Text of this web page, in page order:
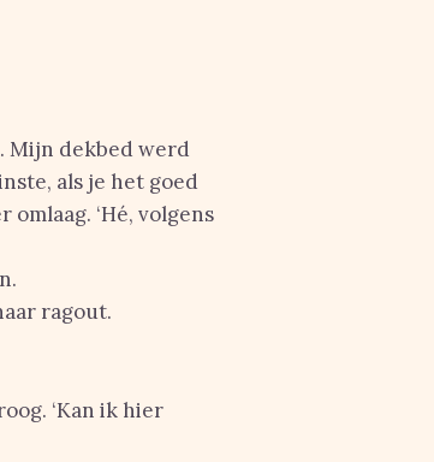
Mijn dekbed werd
als je het goed
‘Hé, volgens
ragout.
‘Kan ik hier